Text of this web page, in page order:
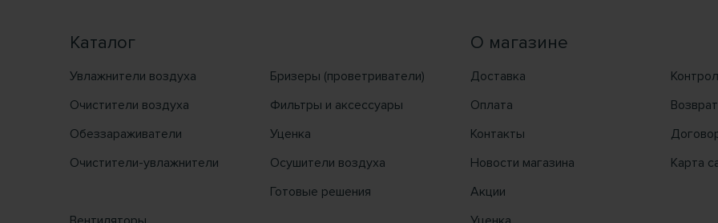
Каталог
Увлажнители воздуха
Очистители воздуха
Обеззараживатели
Очистители-увлажнители
Бризеры (проветриватели)
Фильтры и аксессуары
Уценка
Осушители воздуха
Готовые решения
О магазине
Доставка
Оплата
Контакты
Новости магазина
Акции
Карта